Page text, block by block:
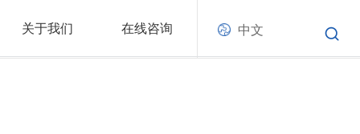
关于我们 在线咨询 中文